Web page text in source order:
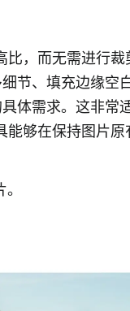
，而无需进行
节、填充边缘空
体需求。这非常
够在保持图片